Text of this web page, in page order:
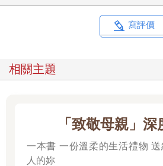
寫評價
相關主題
「致敬母親」深
一本書 一份溫柔的生活禮物 送
人的妳